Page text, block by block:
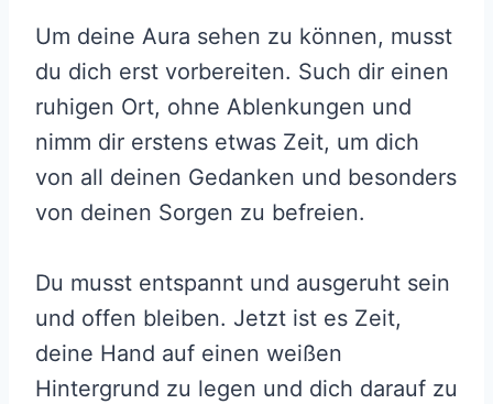
Um deine Aura sehen zu können, musst
du dich erst vorbereiten. Such dir einen
ruhigen Ort, ohne Ablenkungen und
nimm dir erstens etwas Zeit, um dich
von all deinen Gedanken und besonders
von deinen Sorgen zu befreien.
Du musst entspannt und ausgeruht sein
und offen bleiben. Jetzt ist es Zeit,
deine Hand auf einen weißen
Hintergrund zu legen und dich darauf zu